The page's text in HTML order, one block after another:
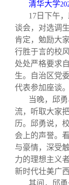
清华大学
17 日下午
谈会，对选调
肯定，勉励大
行胜于言的校
处处严格要求
生。自治区党
代表参加座谈。
当晚，邱
流，听取大家
历。邱勇说，
会上的声誉。
与豪情，深受
力的理想主义
新时代壮美广